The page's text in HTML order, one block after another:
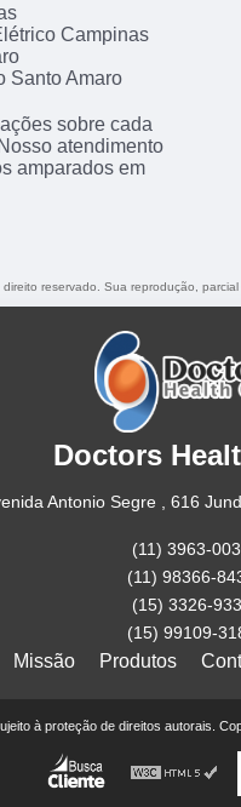
Campinas
Santo Amaro
sobre cada
atendimento
amparados em
reservado. Sua reprodução,
Doctors
Antonio Segre , 616
(11) 3963-
(11) 98366-
(15) 3326-
(15) 99109-
Missão Produtos
à proteção de direitos autorais.